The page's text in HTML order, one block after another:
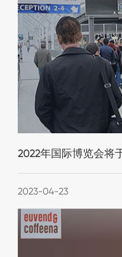
2022年国际博览会将
2023-04-23